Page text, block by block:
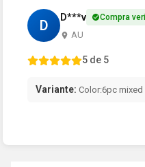
D D***v Compra
AU
5 de 5
Variante: Color:6pc